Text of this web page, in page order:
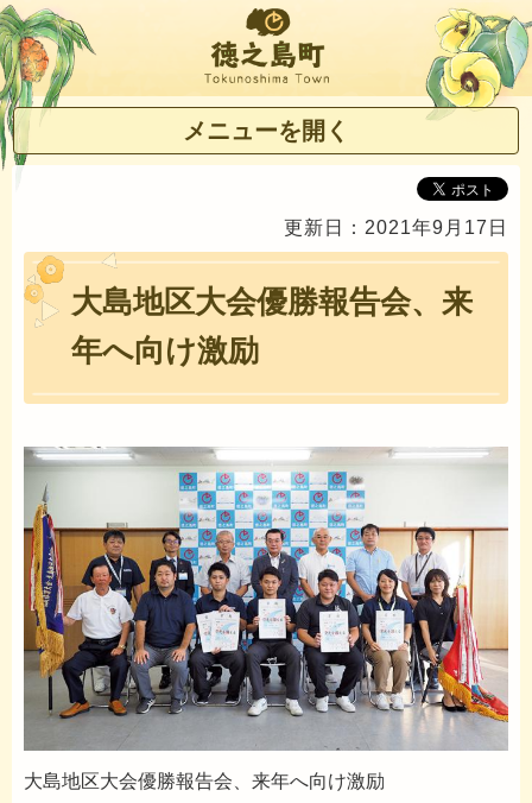
徳之島町
メニューを開く
更新日：2021年9月17日
大島地区大会優勝報告会、来
年へ向け激励
大島地区大会優勝報告会、来年へ向け激励